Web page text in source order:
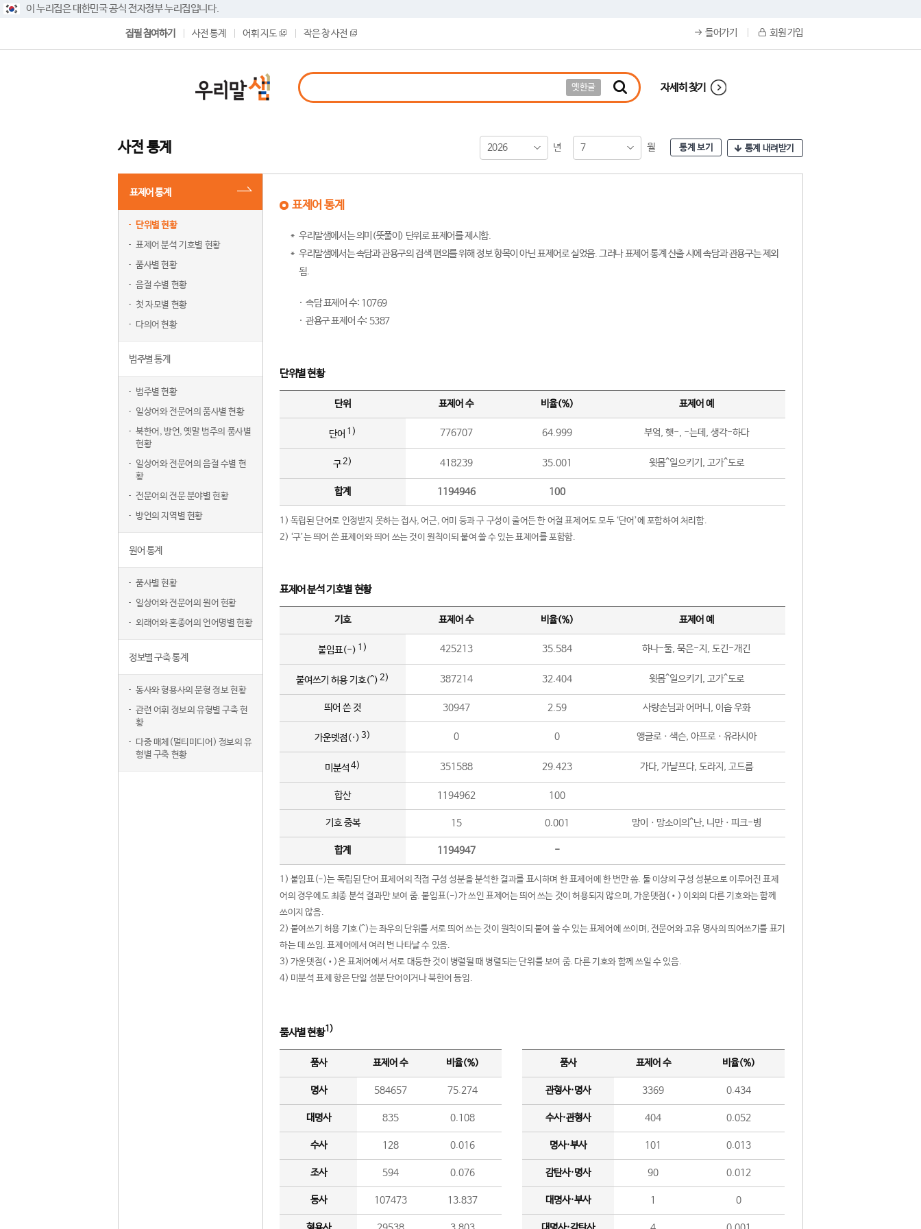
이 누리집은 대한민국 공식 전자정부 누리집입니다.
집필 참여하기 사전 통계 어휘 지도 작은 창 사전 들어가기 회원 가입
옛한글 자세히 찾기
사전 통계 2026 년 7 월 통계 보기 통계 내려받기
표제어 통계
단위별 현황
표제어 분석 기호별 현황
품사별 현황
음절 수별 현황
첫 자모별 현황
다의어 현황
범주별 통계
범주별 현황
일상어와 전문어의 품사별 현황
북한어, 방언, 옛말 범주의 품사별
현황
일상어와 전문어의 음절 수별 현
황
전문어의 전문 분야별 현황
방언의 지역별 현황
원어 통계
품사별 현황
일상어와 전문어의 원어 현황
외래어와 혼종어의 언어명별 현황
정보별 구축 통계
동사와 형용사의 문형 정보 현황
관련 어휘 정보의 유형별 구축 현
황
다중 매체(멀티미디어) 정보의 유
형별 구축 현황
표제어 통계
우리말샘에서는 의미(뜻풀이) 단위로 표제어를 제시함.
우리말샘에서는 속담과 관용구의 검색 편의를 위해 정보 항목이 아닌 표제어로 실었음. 그러나 표제어 통계 산출 시에 속담과 관용구는 제외
됨.
속담 표제어 수: 10769
관용구 표제어 수: 5387
단위별 현황
단위 표제어 수 비율(%) 표제어 예
단어 1) 776707 64.999 부엌, 햇-, -는데, 생각-하다
구2) 418239 35.001 윗몸^일으키기, 고가^도로
합계 1194946 100
1) 독립된 단어로 인정받지 못하는 접사, 어근, 어미 등과 구 구성이 줄어든 한 어절 표제어도 모두 ‘단어’에 포함하여 처리함.
2) ‘구’는 띄어 쓴 표제어와 띄어 쓰는 것이 원칙이되 붙여 쓸 수 있는 표제어를 포함함.
표제어 분석 기호별 현황
기호 표제어 수 비율(%) 표제어 예
붙임표(-) 1) 425213 35.584 하나-둘, 묵은-지, 도긴-개긴
붙여쓰기 허용 기호(^) 2) 387214 32.404 윗몸^일으키기, 고가^도로
띄어 쓴 것 30947 2.59 사랑손님과 어머니, 이솝 우화
가운뎃점(·) 3) 0 0 앵글로ㆍ색슨, 아프로ㆍ유라시아
미분석 4) 351588 29.423 가다, 가냘프다, 도라지, 고드름
합산 1194962 100
기호 중복 15 0.001 망이ㆍ망소이의^난, 니만ㆍ피크-병
합계 1194947 -
1) 붙임표(-)는 독립된 단어 표제어의 직접 구성 성분을 분석한 결과를 표시하며 한 표제어에 한 번만 씀. 둘 이상의 구성 성분으로 이루어진 표제
어의 경우에도 최종 분석 결과만 보여 줌. 붙임표(-)가 쓰인 표제어는 띄어 쓰는 것이 허용되지 않으며, 가운뎃점(•) 이외의 다른 기호와는 함께
쓰이지 않음.
2) 붙여쓰기 허용 기호(^)는 좌우의 단위를 서로 띄어 쓰는 것이 원칙이되 붙여 쓸 수 있는 표제어에 쓰이며, 전문어와 고유 명사의 띄어쓰기를 표기
하는 데 쓰임. 표제어에서 여러 번 나타날 수 있음.
3) 가운뎃점(•)은 표제어에서 서로 대등한 것이 병렬될 때 병렬되는 단위를 보여 줌. 다른 기호와 함께 쓰일 수 있음.
4) 미분석 표제 항은 단일 성분 단어이거나 북한어 등임.
품사별 현황1)
품사 표제어 수 비율(%)
명사 584657 75.274
대명사 835 0.108
수사 128 0.016
조사 594 0.076
동사 107473 13.837
품사 표제어 수 비율(%)
관형사·명사 3369 0.434
수사·관형사 404 0.052
명사·부사 101 0.013
감탄사·명사 90 0.012
대명사·부사 1 0